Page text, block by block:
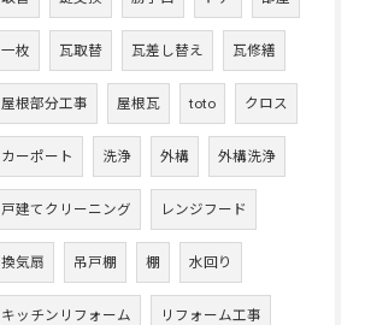
一枚 瓦取替 瓦差し替え 瓦修繕
屋根部分工事 屋根瓦 toto クロス
カーポート 洗浄 外構 外構洗浄
戸建てクリーニング レンジフード
換気扇 吊戸棚 棚 水回り
キッチンリフォーム リフォーム工事